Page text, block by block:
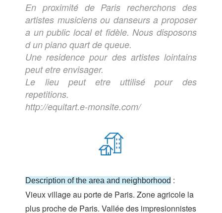
En proximité de Paris recherchons des
artistes musiciens ou danseurs a proposer
a un public local et fidèle. Nous disposons
d un piano quart de queue.
Une residence pour des artistes lointains
peut etre envisager.
Le lieu peut etre uttilisé pour des
repetitions.
http://equitart.e-monsite.com/
Description of the area and neighborhood :
Vieux village au porte de Paris. Zone agricole la
plus proche de Paris. Vallée des impresionnistes